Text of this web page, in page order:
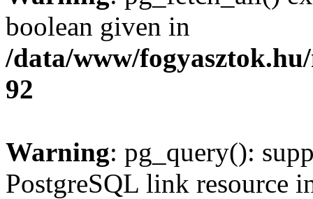
boolean given in
/data/www/
92
Warning: pg_query():
PostgreSQL link resource